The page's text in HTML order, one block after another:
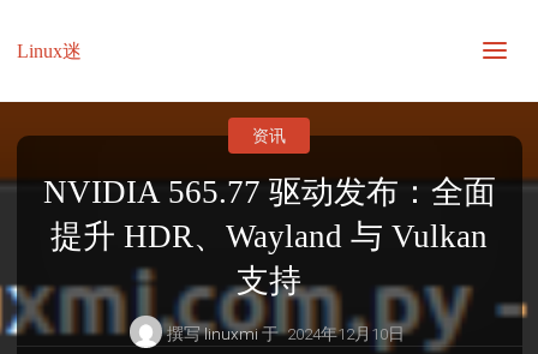
Linux迷
NVIDIA 565.77 驱动发布：全面
提升 HDR、Wayland 与 Vulkan
支持
撰写linuxmi于 2024年12月10日
资讯